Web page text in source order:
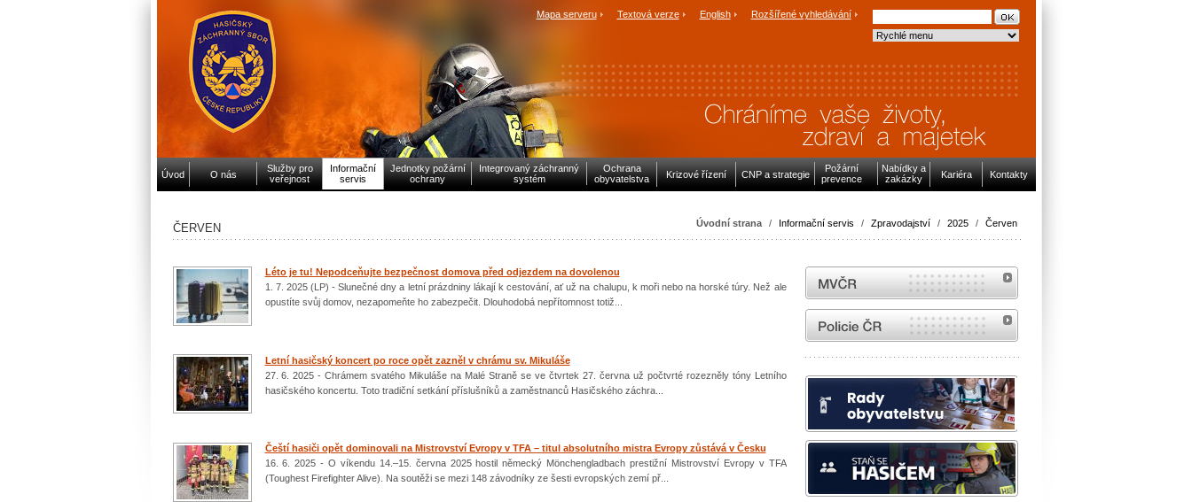
Mapa serveru Textová verze English Rozšířené vyhledávání
Úvod O nás
Služby pro
veřejnost
Informační
servis
Jednotky požární
ochrany
Integrovaný záchranný
systém
Ochrana
obyvatelstva
Krizové řízení CNP a strategie
Požární
prevence
Nabídky a
zakázky
Kariéra Kontakty
Úvodní strana / Informační servis / Zpravodajství / 2025 / Červen
ČERVEN
Léto je tu! Nepodceňujte bezpečnost domova před odjezdem na dovolenou
1. 7. 2025 (LP) - Slunečné dny a letní prázdniny lákají k cestování, ať už na chalupu, k moři nebo na horské túry. Než ale
opustíte svůj domov, nezapomeňte ho zabezpečit. Dlouhodobá nepřítomnost totiž...
Letní hasičský koncert po roce opět zazněl v chrámu sv. Mikuláše
27. 6. 2025 - Chrámem svatého Mikuláše na Malé Straně se ve čtvrtek 27. června už počtvrté rozezněly tóny Letního
hasičského koncertu. Toto tradiční setkání příslušníků a zaměstnanců Hasičského záchra...
Čeští hasiči opět dominovali na Mistrovství Evropy v TFA – titul absolutního mistra Evropy zůstává v Česku
16. 6. 2025 - O víkendu 14.–15. června 2025 hostil německý Mönchengladbach prestižní Mistrovství Evropy v TFA
(Toughest Firefighter Alive). Na soutěži se mezi 148 závodníky ze šesti evropských zemí př...
MVČR
internetové stránky Policie ČR